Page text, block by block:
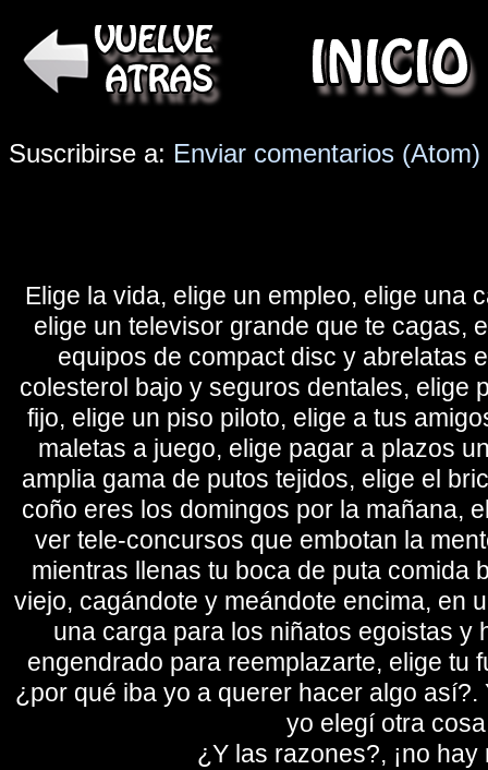
Suscribirse a: Enviar comentarios (Atom)
Elige la vida, elige un empleo, elige una
elige un televisor grande que te cagas,
equipos de compact disc y abrelatas
colesterol bajo y seguros dentales, elige
fijo, elige un piso piloto, elige a tus
maletas a juego, elige pagar a plazos
amplia gama de putos tejidos, elige el
coño eres los domingos por la mañana,
ver tele-concursos que embotan la
mientras llenas tu boca de puta comida
viejo, cagándote y meándote encima, en
una carga para los niñatos egoistas y
engendrado para reemplazarte, elige tu
¿por qué iba yo a querer hacer algo así?.
yo elegí otra
¿Y las razones?, ¡no hay